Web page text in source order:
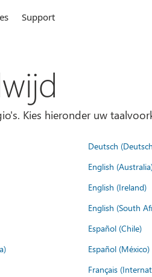
Support
Kies hieronder uw
Deutsch
English
English (Ireland)
English (South
Español (Chile)
Español (México)
Français